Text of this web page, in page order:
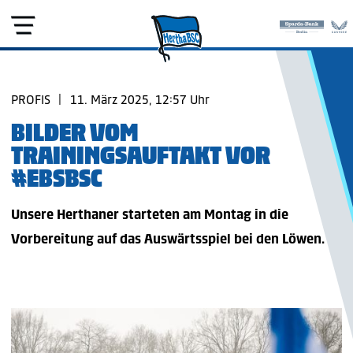
PROFIS 11. März 2025, 12:57 Uhr
BILDER VOM
TRAININGSAUFTAKT VOR
#EBSBSC
Unsere Herthaner starteten am Montag in die
Vorbereitung auf das Auswärtsspiel bei den Löwen.